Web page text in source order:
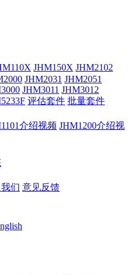
JHM150X JHM2102
JHM2031 JHM2051
JHM3011 JHM3012
评估套件 批量套件
介绍视频 JHM1200介绍视
们 意见反馈